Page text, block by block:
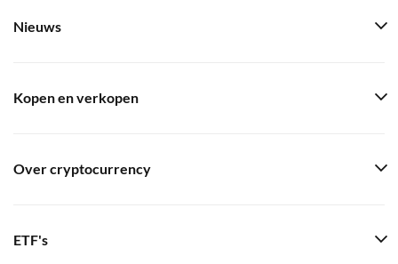
Nieuws
Kopen en verkopen
Over cryptocurrency
ETF's